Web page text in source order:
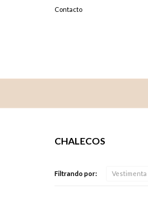
Contacto
CHALECOS
Filtrando por: Vestimenta